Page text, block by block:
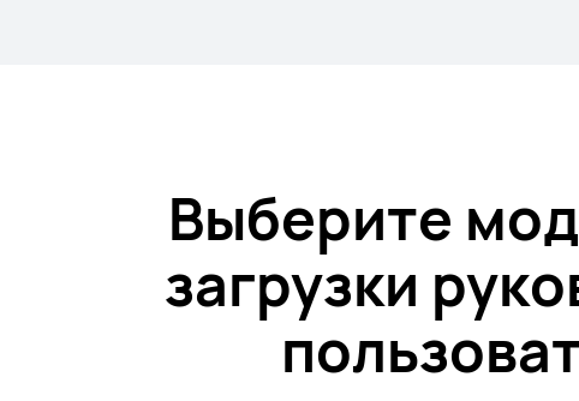
Выберите
загрузки